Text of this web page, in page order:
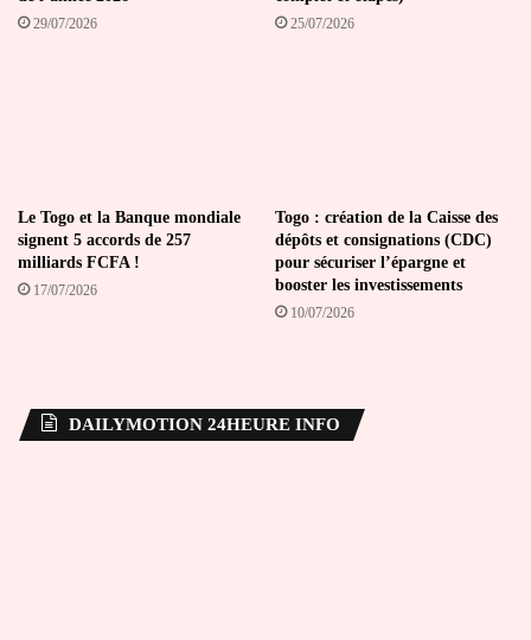
29/07/2026 25/07/2026
Le Togo et la Banque mondiale
signent 5 accords de 257
milliards FCFA !
17/07/2026
Togo : création de la Caisse des
dépôts et consignations (CDC)
pour sécuriser l’épargne et
booster les investissements
10/07/2026
DAILYMOTION 24HEURE INFO